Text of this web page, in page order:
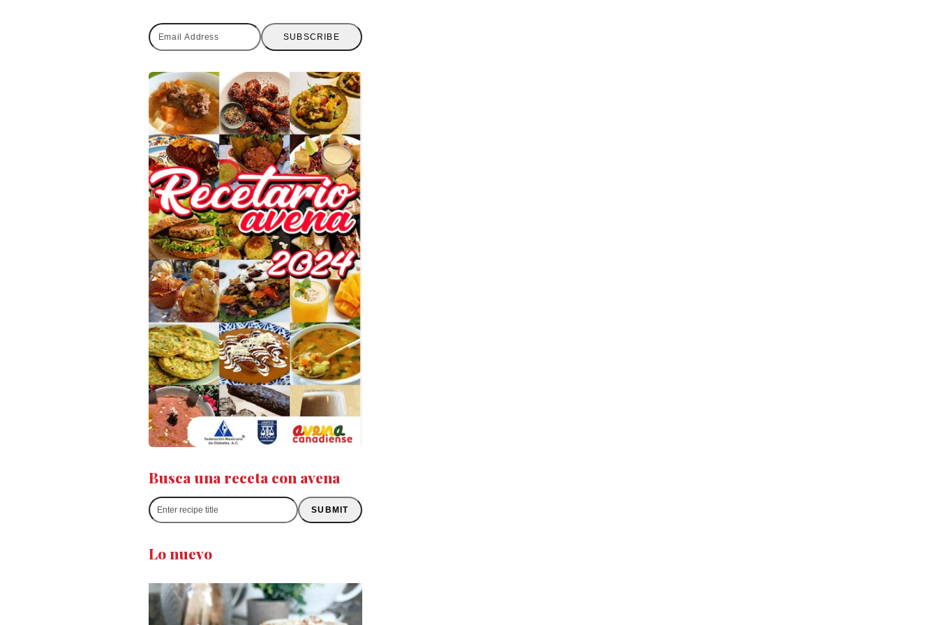
Email
Address
SUBSCRIBE
Busca una receta con avena
Enter
recipe
SUBMIT
Lo nuevo